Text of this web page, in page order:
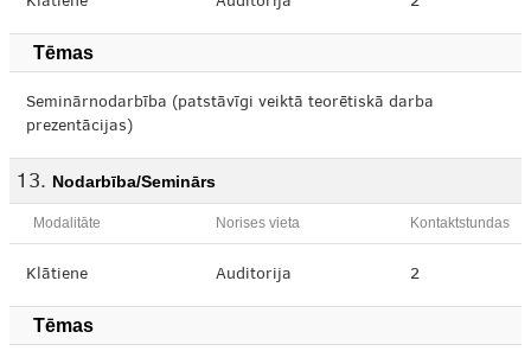
Tēmas
Seminārnodarbība (patstāvīgi veiktā teorētiskā darba
prezentācijas)
Nodarbība/Seminārs
Modalitāte Norises vieta Kontaktstundas
Klātiene Auditorija 2
Tēmas